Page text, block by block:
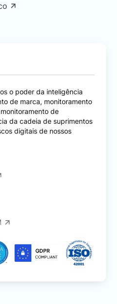
o poder da inteligência
de marca, monitoramento
de
da cadeia de suprimentos
digitais de nossos